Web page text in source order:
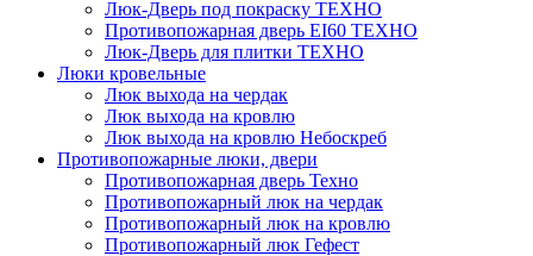
Люк-Дверь под покраску ТЕХНО
Противопожарная дверь EI60 ТЕХНО
Люк-Дверь для плитки ТЕХНО
Люки кровельные
Люк выхода на чердак
Люк выхода на кровлю
Люк выхода на кровлю Небоскреб
Противопожарные люки, двери
Противопожарная дверь Техно
Противопожарный люк на чердак
Противопожарный люк на кровлю
Противопожарный люк Гефест